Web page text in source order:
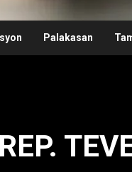
Palakasan